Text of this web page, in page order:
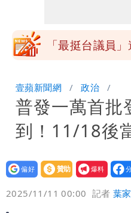
盪 這幾區飆豪
「最挺台議員
產」：終還陳
壹蘋新聞網 政治
普發一萬首批
到！11/18後
設為
贊助
我要
爆料
2025/11/11 00:00 記者葉